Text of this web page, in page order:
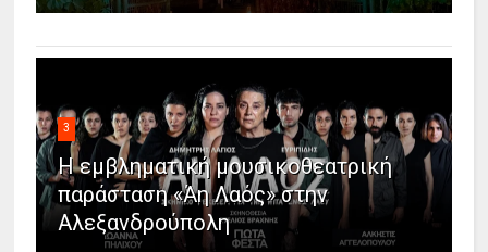
3
Η εμβληματική μουσικοθεατρική
παράσταση «Άη Λαός» στην
Αλεξανδρούπολη